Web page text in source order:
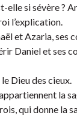
si sévère ?
l’explication.
et Azaria, ses
Daniel et ses
Dieu des cieux.
la
qui donne la